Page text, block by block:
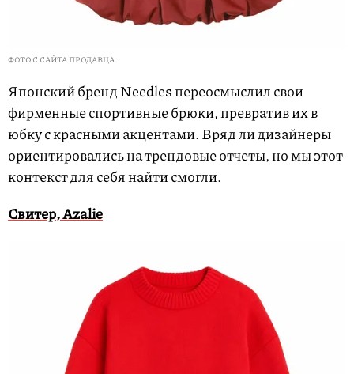
ФОТО С САЙТА ПРОДАВЦА
Японский бренд Needles переосмыслил свои
фирменные спортивные брюки, превратив их в
юбку с красными акцентами. Вряд ли дизайнеры
ориентировались на трендовые отчеты, но мы этот
контекст для себя найти смогли.
Свитер, Azalie